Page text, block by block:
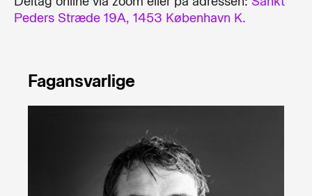
Peders Stræde 19A, 1453 København K.
Fagansvarlige